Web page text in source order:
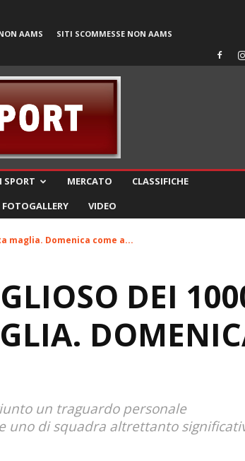
AAMS SITI SCOMMESSE NON AAMS
SPORT MERCATO
CLASSIFICHE
FOTOGALLERY VIDEO
maglia. Domenica come a...
DEI
un traguardo personale
uno di squadra altrettanto